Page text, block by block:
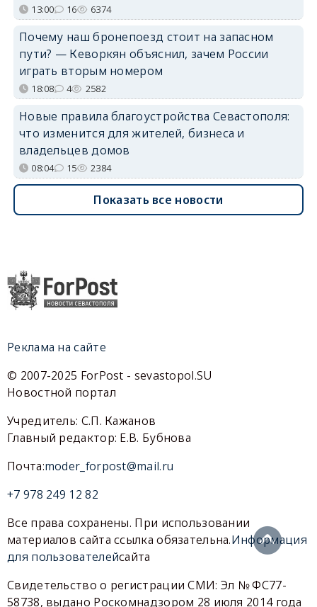
13:00 16 6374
Почему наш бронепоезд стоит на запасном
пути? — Кеворкян объяснил, зачем России
играть вторым номером
18:08 4 2582
Новые правила благоустройства Севастополя:
что изменится для жителей, бизнеса и
владельцев домов
08:04 15 2384
Показать все новости
Реклама на сайте
© 2007-2025 ForPost - sevastopol.SU
Новостной портал
Учредитель: С.П. Кажанов
Главный редактор: Е.В. Бубнова
Почта:moder_forpost@mail.ru
+7 978 249 12 82
Все права сохранены. При использовании
материалов сайта ссылка обязательна.Информация
для пользователейсайта
Свидетельство о регистрации СМИ: Эл № ФС77-
58738, выдано Роскомнадзором 28 июля 2014 года